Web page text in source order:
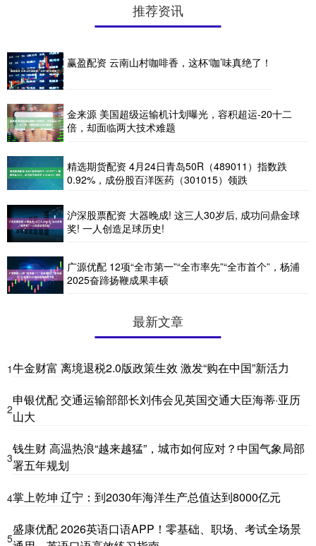
推荐资讯
赢盈配资 云南山村咖啡香，这杯‘咖’味真绝了！
金来源 美国超级运输机计划曝光，容积超运-20十二
倍，却面临两大技术难题
精选期货配资 4月24日青岛50R（489011）指数跌
0.92%，成份股百洋医药（301015）领跌
沪深股票配资 大器晚成! 这三人30岁后, 成功问鼎金球
奖! 一人创造足球历史!
广源优配 12项“全市第一”“全市率先”“全市首个”，杨浦
2025奋蹄扬鞭成果丰硕
最新文章
1牛金财富 离境退税2.0版政策生效 激发“购在中国”新活力
2
申银优配 交通运输部部长刘伟会见英国交通大臣海蒂·亚历
山大
3
钱生财 高温热浪“越来越猛”，城市如何应对？中国气象局部
署五年规划
4掌上乾坤 辽宁：到2030年海洋生产总值达到8000亿元
5
盛康优配 2026英语口语APP！零基础、职场、考试全场景